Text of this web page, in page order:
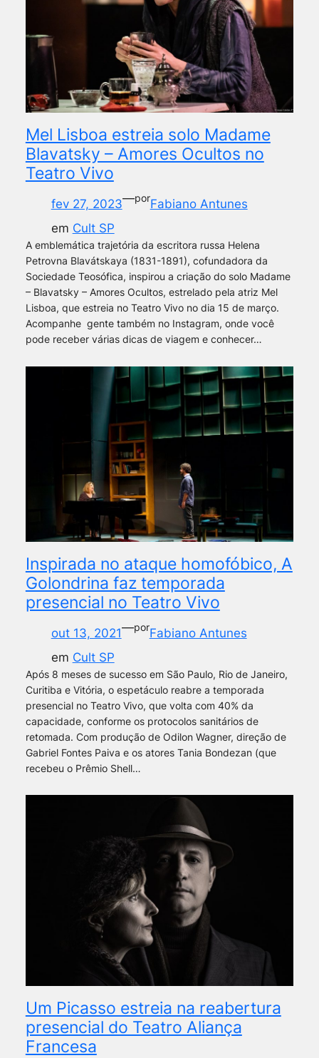
Mel Lisboa estreia solo Madame
Blavatsky – Amores Ocultos no
Teatro Vivo
fev 27, 2023—porFabiano Antunes
em Cult SP
A emblemática trajetória da escritora russa Helena
Petrovna Blavátskaya (1831-1891), cofundadora da
Sociedade Teosófica, inspirou a criação do solo Madame
– Blavatsky – Amores Ocultos, estrelado pela atriz Mel
Lisboa, que estreia no Teatro Vivo no dia 15 de março.
Acompanhe gente também no Instagram, onde você
pode receber várias dicas de viagem e conhecer…
Inspirada no ataque homofóbico, A
Golondrina faz temporada
presencial no Teatro Vivo
out 13, 2021—porFabiano Antunes
em Cult SP
Após 8 meses de sucesso em São Paulo, Rio de Janeiro,
Curitiba e Vitória, o espetáculo reabre a temporada
presencial no Teatro Vivo, que volta com 40% da
capacidade, conforme os protocolos sanitários de
retomada. Com produção de Odilon Wagner, direção de
Gabriel Fontes Paiva e os atores Tania Bondezan (que
recebeu o Prêmio Shell…
Um Picasso estreia na reabertura
presencial do Teatro Aliança
Francesa